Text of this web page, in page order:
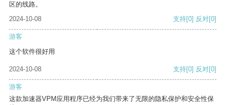
区的线路。
2024-10-08
支持[0] 反对[0]
游客
这个软件很好用
2024-10-08 支持[0] 反对[0]
游客
这款加速器VPM应用程序已经为我们带来了无限的隐私保护和安全性保